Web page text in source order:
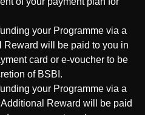
your Programme via a
Reward will be paid to you in
card or e-voucher to be
of BSBI.
your Programme via a
Reward will be paid